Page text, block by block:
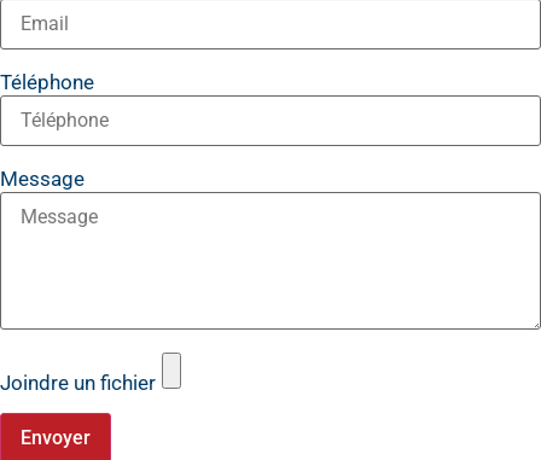
Téléphone
Message
Joindre un fichier
Envoyer